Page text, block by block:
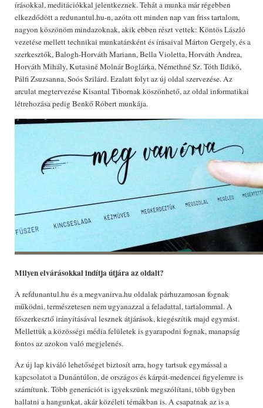
írásokkal, meditációkkal jelentkeznek. Tehát a munka már régebben
elkezdődött a redunantul.hu-n, azóta ott minden nap van friss tartalom,
nagyon köszönöm mindazoknak, akik ebben részt vettek: Köntös László
vezetése mellett technikai munkatársként és írásaival Márton Gergely, és a
szerkesztők, Balogh-Horváth Mariann, Bella Violetta, Horváth Andrea,
Horváth Mihály, Kutasiné Molnár Boglárka, Némethné Sz. Tóth Ildikó,
Pálfi Zsuzsanna, Soós Szilárd. Ezalatt folyt az új oldal szervezése. Az
arculat megtervezése Kisantal Tibornak köszönhető, az oldal informatikai
létrehozása pedig Benkő Róbert munkája.
Milyen elvárásokkal indítja útjára az oldalt?
A refdunantul.hu és a megvanirva.hu oldalak párhuzamosan fognak
működni, természetesen nem ugyanazzal a feladattal, tartalommal. A
főszerkesztő irányításával lesznek átjárások, kiegészítik majd egymást.
Mellettük a közösségi média felületek is gyarapodni fognak, manapság
fontos az azokon való megjelenés.
Az új lap kiváló lehetőséget biztosít arra, hogy tartsuk egymással a
kapcsolatot a Dunántúlon, de országos és kárpát-medencei figyelemre is
számítunk. Több generációt is igyekszünk megszólítani, több ügyben
hallatni a hangunkat, akár közéleti témákban is. A csapatnak az is a